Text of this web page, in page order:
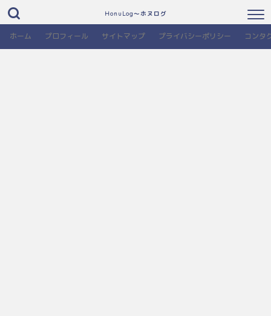
HonuLog～ホヌログ
ホーム プロフィール サイトマップ プライバシーポリシー コンタ